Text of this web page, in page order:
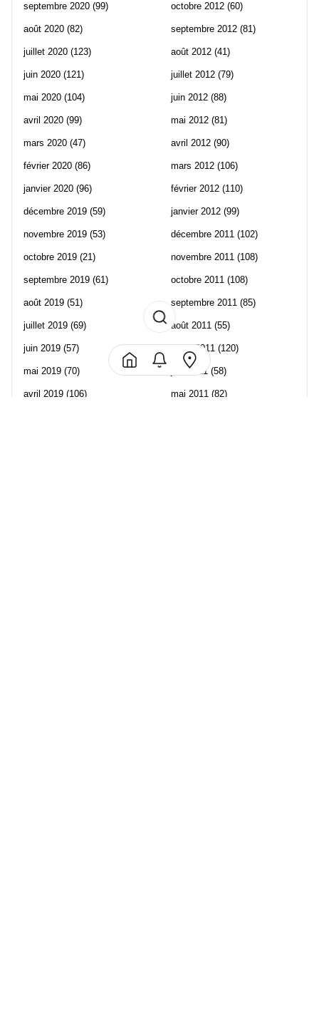
septembre 2020 (99)
août 2020 (82)
juillet 2020 (123)
juin 2020 (121)
mai 2020 (104)
avril 2020 (99)
mars 2020 (47)
février 2020 (86)
janvier 2020 (96)
décembre 2019 (59)
novembre 2019 (53)
octobre 2019 (21)
septembre 2019 (61)
août 2019 (51)
juillet 2019 (69)
juin 2019 (57)
mai 2019 (70)
avril 2019 (106)
octobre 2012 (60)
septembre 2012 (81)
août 2012 (41)
juillet 2012 (79)
juin 2012 (88)
mai 2012 (81)
avril 2012 (90)
mars 2012 (106)
février 2012 (110)
janvier 2012 (99)
décembre 2011 (102)
novembre 2011 (108)
octobre 2011 (108)
septembre 2011 (85)
août 2011 (55)
juillet 2011 (120)
juin 2011(58)
mai 2011 (82)